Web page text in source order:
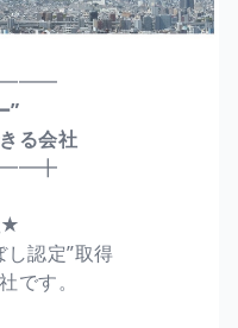
”
る会社
★
し認定”取得
です。